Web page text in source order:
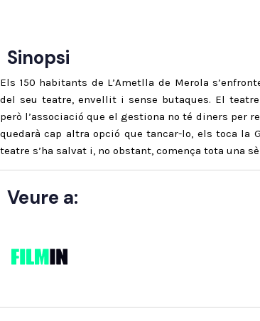
Sinopsi
Els 150 habitants de L’Ametlla de Merola
del seu teatre, envellit i sense butaques. El
però l’associació que el gestiona no té diners per
quedarà cap altra opció que tancar-lo, els toca la
teatre s’ha salvat i, no obstant, comença tota una
Veure a: